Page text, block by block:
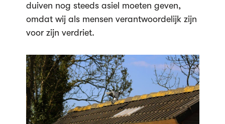
duiven nog steeds asiel moeten geven,
omdat wij als mensen verantwoordelijk zijn
voor zijn verdriet.